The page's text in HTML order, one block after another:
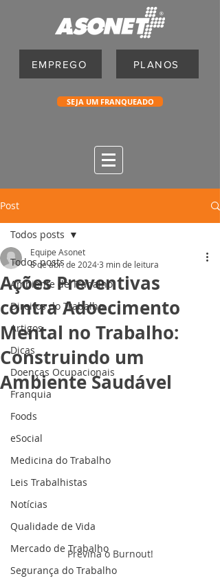
EMPREGO PLANOS
SEJA UM FRANQUEADO
Post
Todos posts
Ambiente de Trabalho
Direitos do Trabalho
Artigos
Dicas
Doenças Ocupacionais
Franquia
Foods
eSocial
Medicina do Trabalho
Leis Trabalhistas
Notícias
Qualidade de Vida
Mercado de Trabalho
Segurança do Trabalho
Todos posts
Ações Preventivas
contra Adoecimento
Mental no Trabalho:
Construindo um
Ambiente Saudável
Equipe Asonet
8 de abr. de 20243 min de leitura
Previna o Burnout!